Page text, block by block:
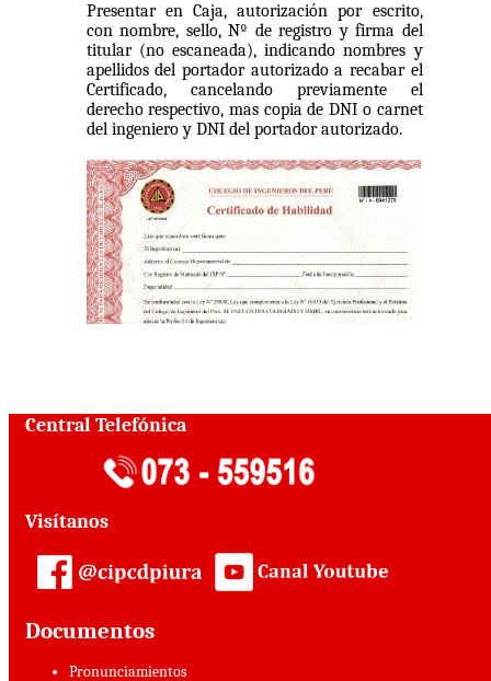
Presentar en Caja, autorización por escrito,
con nombre, sello, Nº de registro y firma del
titular (no escaneada), indicando nombres y
apellidos del portador autorizado a recabar el
Certificado, cancelando previamente el
derecho respectivo, mas copia de DNI o carnet
del ingeniero y DNI del portador autorizado.
Central Telefónica
Visítanos
Documentos
Pronunciamientos